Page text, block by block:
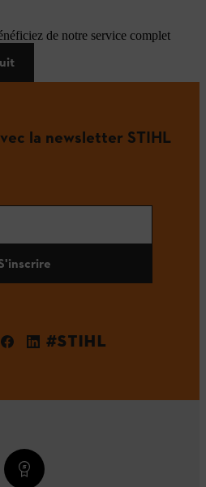
de notre service complet
la newsletter STIHL
#STIHL